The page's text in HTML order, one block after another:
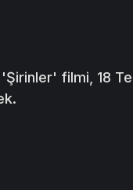
'Şirinler' filmi, 18